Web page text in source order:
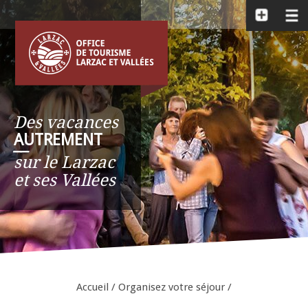
Des vacances
AUTREMENT
__
sur le Larzac
et ses Vallées
Accueil / Organisez votre séjour /